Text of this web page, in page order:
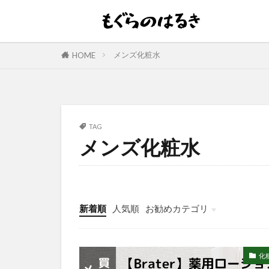
HOME メンズ化粧水
TAG
メンズ化粧水
新着順 人気順 お勧めカテゴリ
化